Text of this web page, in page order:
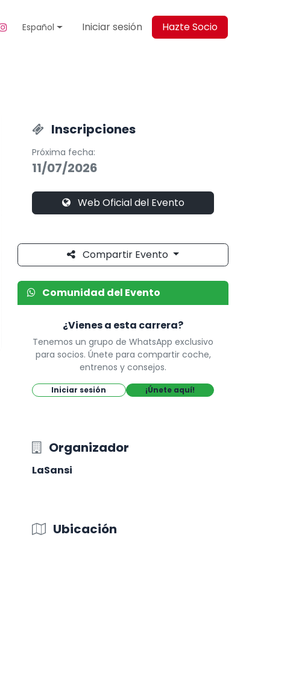
Español Iniciar sesión Hazte Socio
Inscripciones
Próxima fecha:
11/07/2026
Web Oficial del Evento
Compartir Evento
Comunidad del Evento
¿Vienes a esta carrera?
Tenemos un grupo de WhatsApp exclusivo
para socios. Únete para compartir coche,
entrenos y consejos.
Iniciar sesión ¡Únete aquí!
Organizador
LaSansi
Ubicación